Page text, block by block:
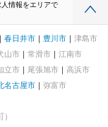
情報をエリアで
春日井市 豊川市
津島市
山市 常滑市
江南市
立市 尾張旭市
高浜市
名古屋市
弥富市